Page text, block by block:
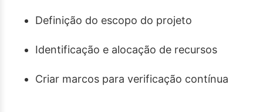
Definição do escopo do projeto
Identificação e alocação de recursos
Criar marcos para verificação contínua